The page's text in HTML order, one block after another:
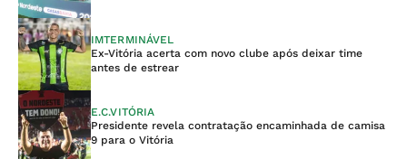
IMTERMINÁVEL
Ex-Vitória acerta com novo clube após deixar time
antes de estrear
E.C.VITÓRIA
Presidente revela contratação encaminhada de camisa
9 para o Vitória